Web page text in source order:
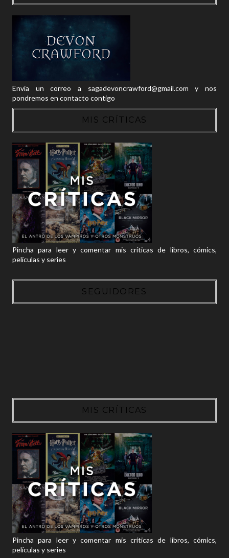
Envía un correo a sagadevoncrawford@gmail.com y nos
pondremos en contacto contigo
MIS CRÍTICAS
Pincha para leer y comentar mis críticas de libros, cómics,
películas y series
SEGUIDORES
MIS CRÍTICAS
Pincha para leer y comentar mis críticas de libros, cómics,
películas y series